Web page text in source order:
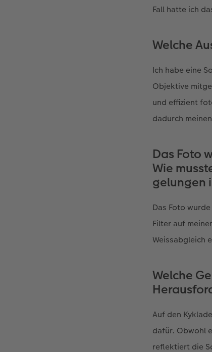
Fall hatte ich
Welche
Ich habe eine
Objektive
und effizient
dadurch
Das Foto
Wie
gelungen
Das Foto
Filter auf
Weissabgleich
Welche
Auf den
dafür. Obwohl
reflektiert die